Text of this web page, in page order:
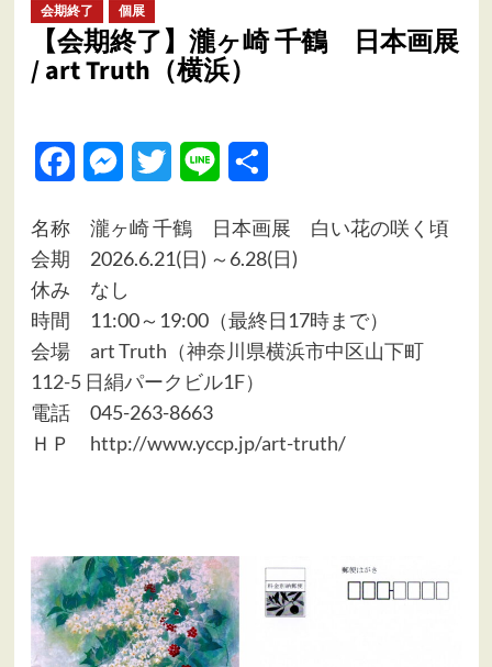
会期終了 個展
【会期終了】瀧ヶ崎 千鶴 日本画展
/ art Truth（横浜）
FacebookMessenger
Twitter Line
名称 瀧ヶ崎 千鶴 日本画展 白い花の咲く頃
会期 2026.6.21(日) ～6.28(日)
休み なし
時間 11:00～19:00（最終日17時まで）
会場 art Truth（神奈川県横浜市中区山下町
112-5 日絹パークビル1F）
電話 045-263-8663
ＨＰ http://www.yccp.jp/art-truth/